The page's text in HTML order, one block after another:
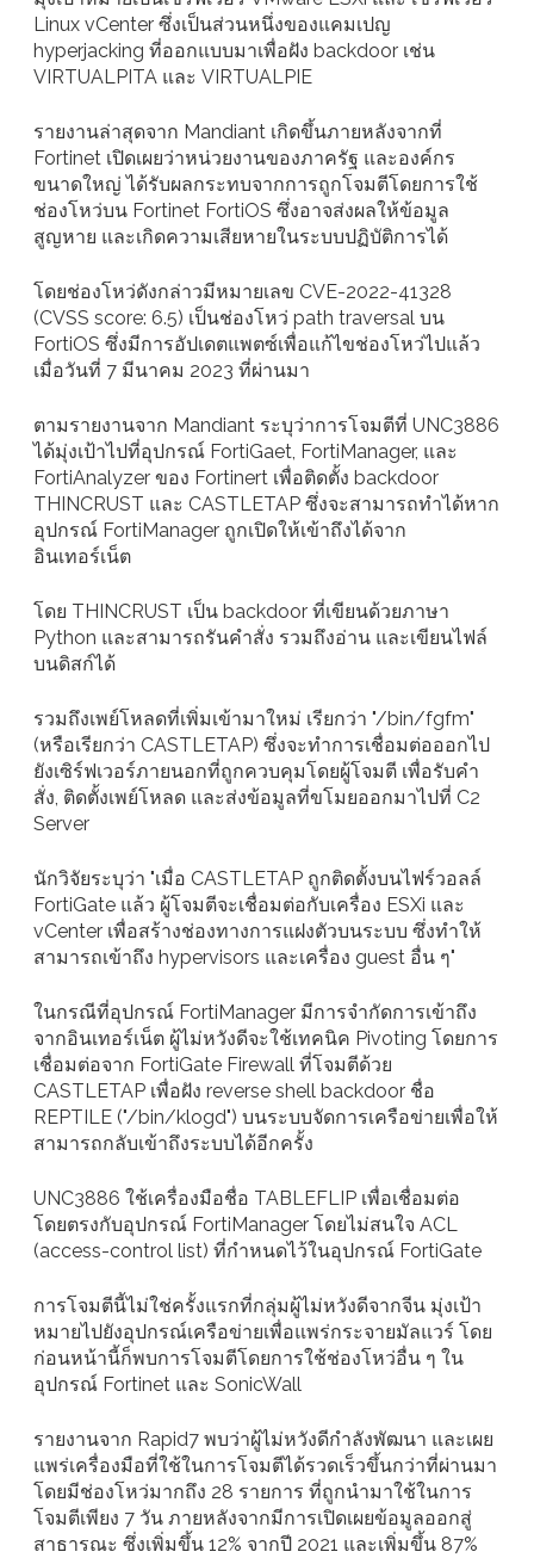
Linux vCenter ซึ่งเป็นส่วนหนึ่งของแคมเปญ
hyperjacking ที่ออกแบบมาเพื่อฝัง backdoor เช่น
VIRTUALPITA และ VIRTUALPIE
รายงานล่าสุดจาก Mandiant เกิดขึ้นภายหลังจากที่
Fortinet เปิดเผยว่าหน่วยงานของภาครัฐ และองค์กร
ขนาดใหญ่ ได้รับผลกระทบจากการถูกโจมตีโดยการใช้
ช่องโหว่บน Fortinet FortiOS ซึ่งอาจส่งผลให้ข้อมูล
สูญหาย และเกิดความเสียหายในระบบปฏิบัติการได้
โดยช่องโหว่ดังกล่าวมีหมายเลข CVE-2022-41328
(CVSS score: 6.5) เป็นช่องโหว่ path traversal บน
FortiOS ซึ่งมีการอัปเดตแพตซ์เพื่อแก้ไขช่องโหว่ไปแล้ว
เมื่อวันที่ 7 มีนาคม 2023 ที่ผ่านมา
ตามรายงานจาก Mandiant ระบุว่าการโจมตีที่ UNC3886
ได้มุ่งเป้าไปที่อุปกรณ์ FortiGaet, FortiManager, และ
FortiAnalyzer ของ Fortinert เพื่อติดตั้ง backdoor
THINCRUST และ CASTLETAP ซึ่งจะสามารถทำได้หาก
อุปกรณ์ FortiManager ถูกเปิดให้เข้าถึงได้จาก
อินเทอร์เน็ต
โดย THINCRUST เป็น backdoor ที่เขียนด้วยภาษา
Python และสามารถรันคำสั่ง รวมถึงอ่าน และเขียนไฟล์
บนดิสก์ได้
รวมถึงเพย์โหลดที่เพิ่มเข้ามาใหม่ เรียกว่า "/bin/fgfm"
(หรือเรียกว่า CASTLETAP) ซึ่งจะทำการเชื่อมต่อออกไป
ยังเซิร์ฟเวอร์ภายนอกที่ถูกควบคุมโดยผู้โจมตี เพื่อรับคำ
สั่ง, ติดตั้งเพย์โหลด และส่งข้อมูลที่ขโมยออกมาไปที่ C2
Server
นักวิจัยระบุว่า "เมื่อ CASTLETAP ถูกติดตั้งบนไฟร์วอลล์
FortiGate แล้ว ผู้โจมตีจะเชื่อมต่อกับเครื่อง ESXi และ
vCenter เพื่อสร้างช่องทางการแฝงตัวบนระบบ ซึ่งทำให้
สามารถเข้าถึง hypervisors และเครื่อง guest อื่น ๆ"
ในกรณีที่อุปกรณ์ FortiManager มีการจำกัดการเข้าถึง
จากอินเทอร์เน็ต ผู้ไม่หวังดีจะใช้เทคนิค Pivoting โดยการ
เชื่อมต่อจาก FortiGate Firewall ที่โจมตีด้วย
CASTLETAP เพื่อฝัง reverse shell backdoor ชื่อ
REPTILE ("/bin/klogd") บนระบบจัดการเครือข่ายเพื่อให้
สามารถกลับเข้าถึงระบบได้อีกครั้ง
UNC3886 ใช้เครื่องมือชื่อ TABLEFLIP เพื่อเชื่อมต่อ
โดยตรงกับอุปกรณ์ FortiManager โดยไม่สนใจ ACL
(access-control list) ที่กำหนดไว้ในอุปกรณ์ FortiGate
การโจมตีนี้ไม่ใช่ครั้งแรกที่กลุ่มผู้ไม่หวังดีจากจีน มุ่งเป้า
หมายไปยังอุปกรณ์เครือข่ายเพื่อแพร่กระจายมัลแวร์ โดย
ก่อนหน้านี้ก็พบการโจมตีโดยการใช้ช่องโหว่อื่น ๆ ใน
อุปกรณ์ Fortinet และ SonicWall
รายงานจาก Rapid7 พบว่าผู้ไม่หวังดีกำลังพัฒนา และเผย
แพร่เครื่องมือที่ใช้ในการโจมตีได้รวดเร็วขึ้นกว่าที่ผ่านมา
โดยมีช่องโหว่มากถึง 28 รายการ ที่ถูกนำมาใช้ในการ
โจมตีเพียง 7 วัน ภายหลังจากมีการเปิดเผยข้อมูลออกสู่
สาธารณะ ซึ่งเพิ่มขึ้น 12% จากปี 2021 และเพิ่มขึ้น 87%